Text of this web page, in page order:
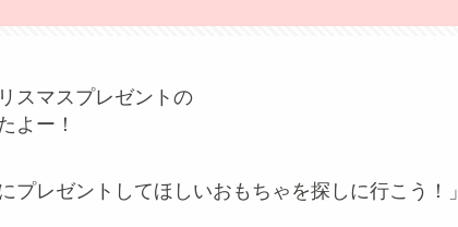
スマスプレゼントの
よー！
プレゼントしてほしいおもちゃを探しに行こう！」